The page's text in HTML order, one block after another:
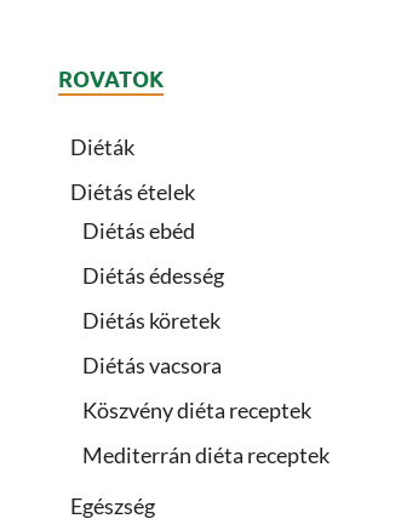
ROVATOK
Diéták
Diétás ételek
Diétás ebéd
Diétás édesség
Diétás köretek
Diétás vacsora
Köszvény diéta receptek
Mediterrán diéta receptek
Egészség